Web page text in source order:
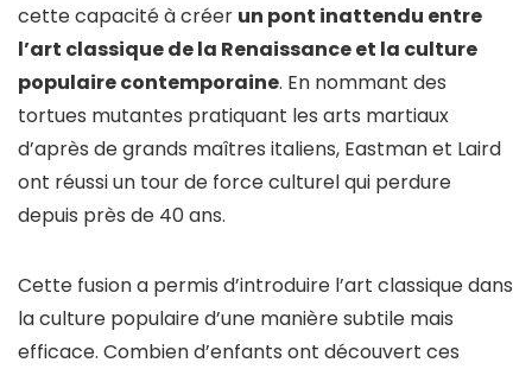
cette capacité à créer un pont inattendu entre
l’art classique de la Renaissance et la culture
populaire contemporaine. En nommant des
tortues mutantes pratiquant les arts martiaux
d’après de grands maîtres italiens, Eastman et Laird
ont réussi un tour de force culturel qui perdure
depuis près de 40 ans.
Cette fusion a permis d’introduire l’art classique dans
la culture populaire d’une manière subtile mais
efficace. Combien d’enfants ont découvert ces